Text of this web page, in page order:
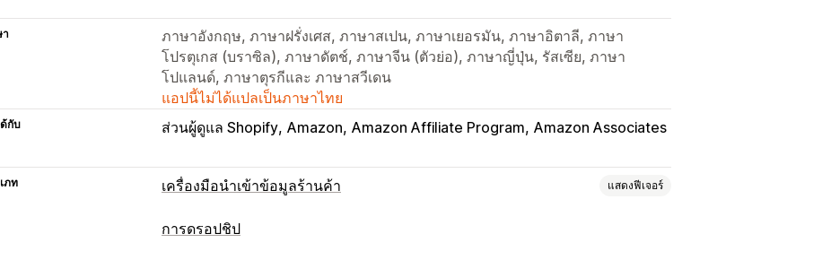
ภาษาอังกฤษ, ภาษาฝรั่งเศส, ภาษาสเปน, ภาษาเยอรมัน, ภาษาอิตาลี, ภาษา
โปรตุเกส (บราซิล), ภาษาดัตช์, ภาษาจีน (ตัวย่อ), ภาษาญี่ปุ่น, รัสเซีย, ภาษา
โปแลนด์, ภาษาตุรกีและ ภาษาสวีเดน
แอปนี้ไม่ได้แปลเป็นภาษาไทย
กับ ส่วนผู้ดูแล Shopify Amazon Amazon Affiliate Program Amazon Associates
ภท เครื่องมือนำเข้าข้อมูลร้านค้า แสดงฟีเจอร์
ซิงค์ข้อมูล
การดรอปชิป